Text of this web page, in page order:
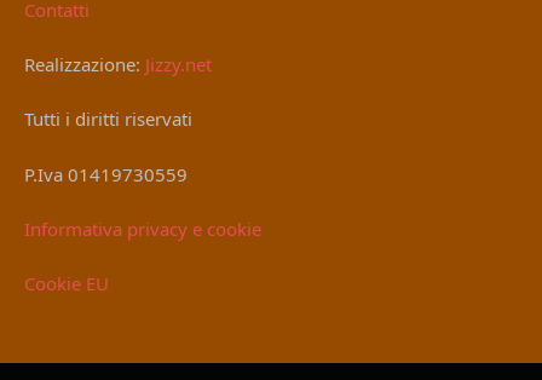
Contatti
Realizzazione: Jizzy.net
Tutti i diritti riservati
P.Iva 01419730559
Informativa privacy e cookie
Cookie EU